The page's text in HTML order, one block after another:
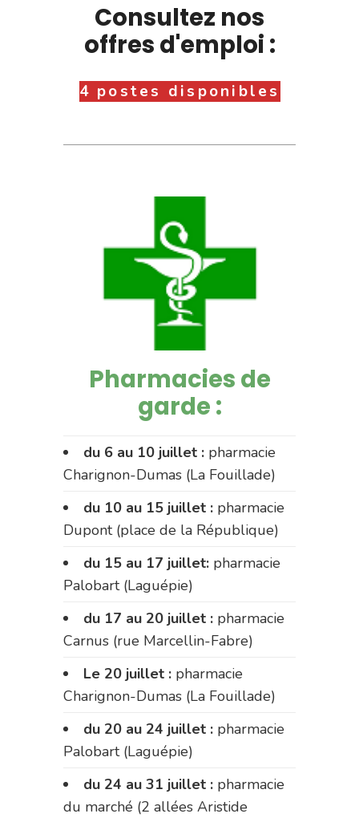
Consultez nos
offres d'emploi :
4 postes disponibles
Pharmacies de
garde :
du 6 au 10 juillet : pharmacie
Charignon-Dumas (La Fouillade)
du 10 au 15 juillet : pharmacie
Dupont (place de la République)
du 15 au 17 juillet: pharmacie
Palobart (Laguépie)
du 17 au 20 juillet : pharmacie
Carnus (rue Marcellin-Fabre)
Le 20 juillet : pharmacie
Charignon-Dumas (La Fouillade)
du 20 au 24 juillet : pharmacie
Palobart (Laguépie)
du 24 au 31 juillet : pharmacie
du marché (2 allées Aristide